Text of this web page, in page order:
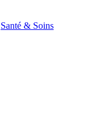
Santé & Soins